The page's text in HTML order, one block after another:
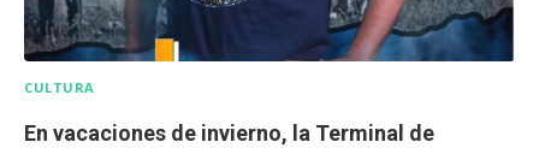
CULTURA
En vacaciones de invierno, la Terminal de